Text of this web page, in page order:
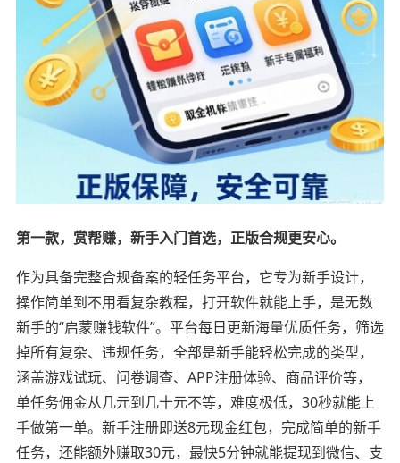
第一款，赏帮赚，新手入门首选，正版合规更安心。
作为具备完整合规备案的轻任务平台，它专为新手设计，
操作简单到不用看复杂教程，打开软件就能上手，是无数
新手的“启蒙赚钱软件”。平台每日更新海量优质任务，筛选
掉所有复杂、违规任务，全部是新手能轻松完成的类型，
涵盖游戏试玩、问卷调查、APP注册体验、商品评价等，
单任务佣金从几元到几十元不等，难度极低，30秒就能上
手做第一单。新手注册即送8元现金红包，完成简单的新手
任务，还能额外赚取30元，最快5分钟就能提现到微信、支